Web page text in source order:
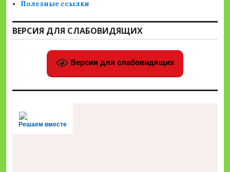
Полезные ссылки
ВЕРСИЯ ДЛЯ СЛАБОВИДЯЩИХ
Версия для слабовидящих
Решаем вместе